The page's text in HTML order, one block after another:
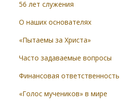
56 лет служения
О наших основателях
«Пытаемы за Христа»
Часто задаваемые вопросы
Финансовая ответственность
«Голос мучеников» в мире